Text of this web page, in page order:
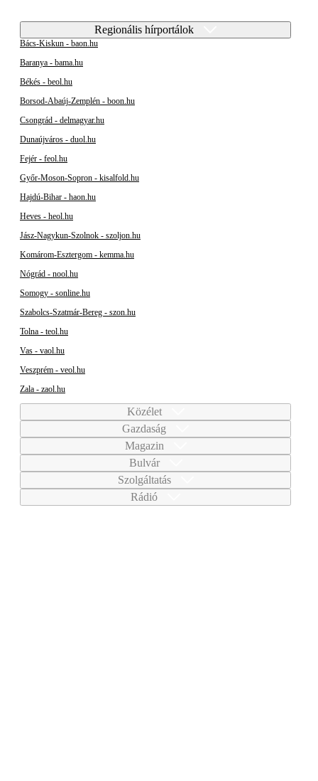
Regionális hírportálok
Bács-Kiskun - baon.hu
Baranya - bama.hu
Békés - beol.hu
Borsod-Abaúj-Zemplén - boon.hu
Csongrád - delmagyar.hu
Dunaújváros - duol.hu
Fejér - feol.hu
Győr-Moson-Sopron - kisalfold.hu
Hajdú-Bihar - haon.hu
Heves - heol.hu
Jász-Nagykun-Szolnok - szoljon.hu
Komárom-Esztergom - kemma.hu
Nógrád - nool.hu
Somogy - sonline.hu
Szabolcs-Szatmár-Bereg - szon.hu
Tolna - teol.hu
Vas - vaol.hu
Veszprém - veol.hu
Zala - zaol.hu
Közélet
Gazdaság
Magazin
Bulvár
Szolgáltatás
Rádió